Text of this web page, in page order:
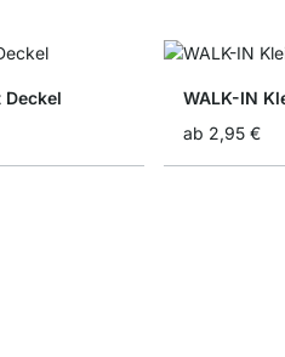
WALK-IN
ab 2,95 €